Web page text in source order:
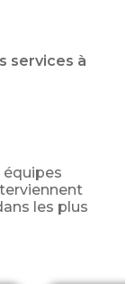
services à
équipes
les plus